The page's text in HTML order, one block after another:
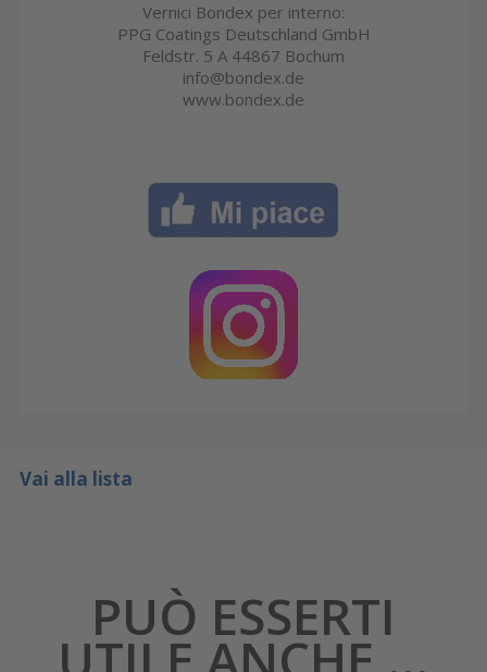
Vernici Bondex per interno:
PPG Coatings Deutschland GmbH
Feldstr. 5 A 44867 Bochum
info@bondex.de
www.bondex.de
Vai alla lista
PUÒ ESSERTI